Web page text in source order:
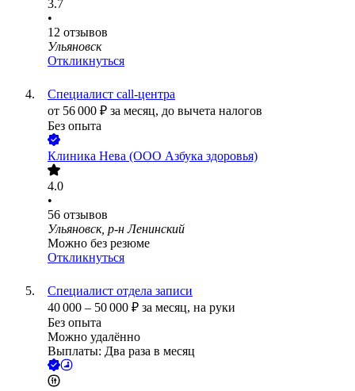
3.7
•
12 отзывов
Ульяновск
Откликнуться
Специалист call-центра
от 56 000 ₽ за месяц, до вычета налогов
Без опыта
Клиника Нева (ООО Азбука здоровья)
4.0
•
56 отзывов
Ульяновск, р-н Ленинский
Можно без резюме
Откликнуться
Специалист отдела записи
40 000 – 50 000 ₽ за месяц, на руки
Без опыта
Можно удалённо
Выплаты: Два раза в месяц